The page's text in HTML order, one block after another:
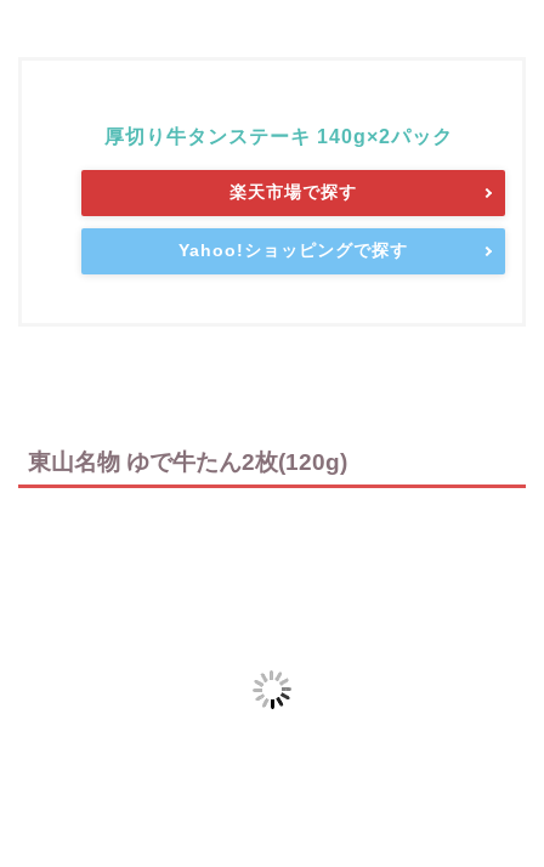
厚切り牛タンステーキ 140g×2パック
楽天市場で探す
Yahoo!ショッピングで探す
東山名物 ゆで牛たん2枚(120g)